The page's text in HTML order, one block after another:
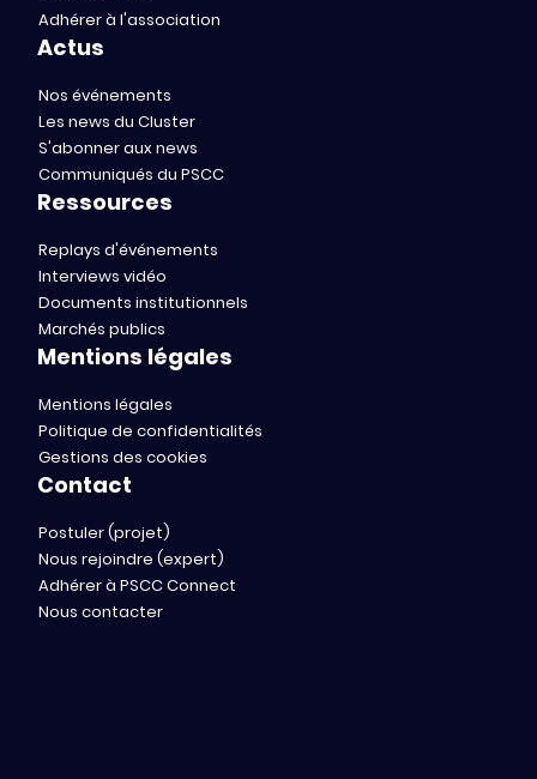
Adhérer à l'association
Actus
Nos événements
Les news du Cluster
S'abonner aux news
Communiqués du PSCC
Ressources
Replays d'événements
Interviews vidéo
Documents institutionnels
Marchés publics
Mentions légales
Mentions légales
Politique de confidentialités
Gestions des cookies
Contact
Postuler (projet)
Nous rejoindre (expert)
Adhérer à PSCC Connect
Nous contacter